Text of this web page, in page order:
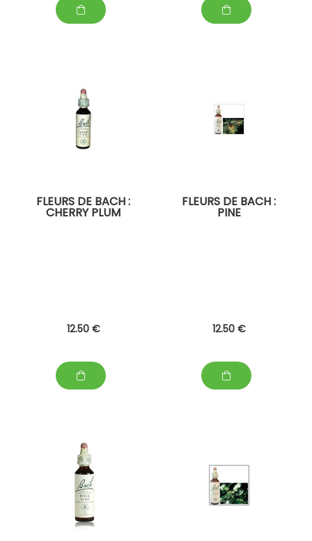
FLEURS DE BACH :
CHERRY PLUM
12.50 €
FLEURS DE BACH :
PINE
12.50 €